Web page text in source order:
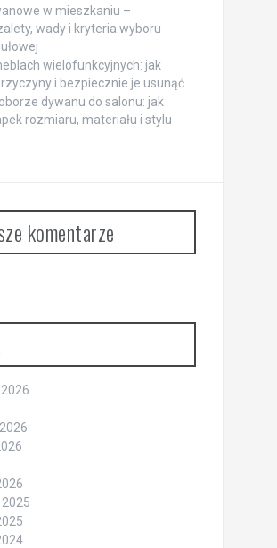
w mieszkaniu –
wady i kryteria wyboru
wielofunkcyjnych: jak
i bezpiecznie je usunąć
dywanu do salonu: jak
rozmiaru, materiału i stylu
komentarze